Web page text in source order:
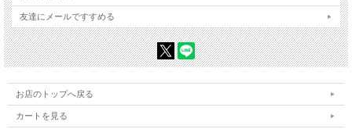
友達にメールですすめる
お店のトップへ戻る
カートを見る